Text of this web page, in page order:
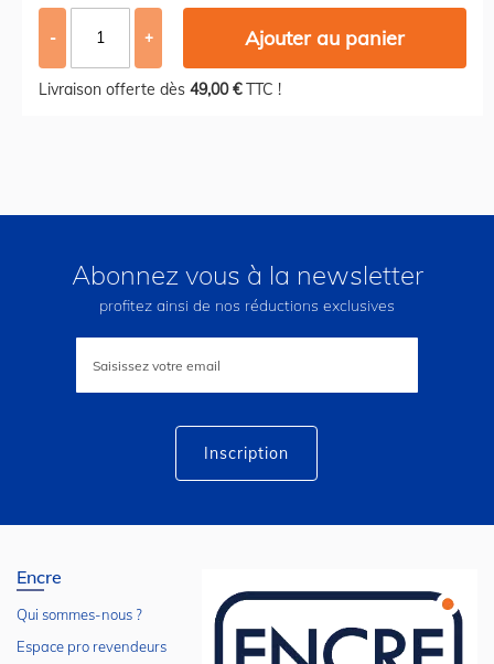
- + Ajouter au panier
Livraison offerte dès 49,00 €TTC !
Abonnez vous à la newsletter
profitez ainsi de nos réductions exclusives
lettre
Inscription
Encre
Qui sommes-nous ?
Espace pro revendeurs